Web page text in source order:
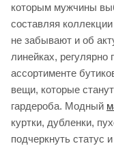
которым мужчины
составляя
не забывают и об
линейках,
ассортименте
вещи, которые
гардероба. Модный
куртки, дубленки,
подчеркнуть статус